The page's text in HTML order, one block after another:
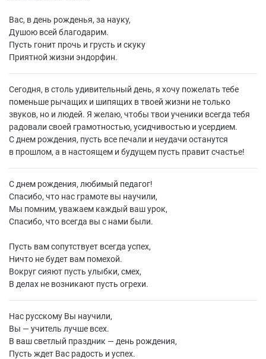
Вас, в день рожденья, за науку,
Душою всей благодарим.
Пусть гонит прочь и грусть и скуку
Приятной жизни эндорфин.
Сегодня, в столь удивительный день, я хочу пожелать тебе
поменьше рычащих и шипящих в твоей жизни не только
звуков, но и людей. Я желаю, чтобы твои ученики всегда тебя
радовали своей грамотностью, усидчивостью и усердием.
С днем рождения, пусть все печали и неудачи останутся
в прошлом, а в настоящем и будущем пусть правит счастье!
С днем рождения, любимый педагог!
Спасибо, что нас грамоте вы научили,
Мы помним, уважаем каждый ваш урок,
Спасибо, что всегда вы с нами были.
Пусть вам сопутствует всегда успех,
Ничто не будет вам помехой.
Вокруг сияют пусть улыбки, смех,
В делах не возникают пусть огрехи.
Нас русскому Вы научили,
Вы — учитель лучше всех.
В ваш светлый праздник — день рождения,
Пусть ждет Вас радость и успех.